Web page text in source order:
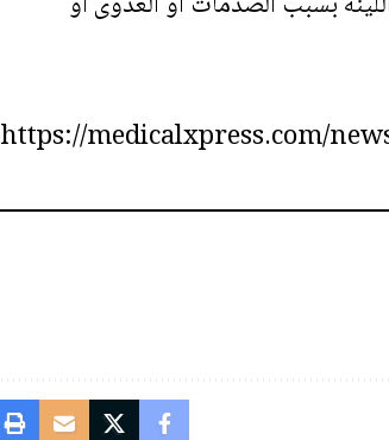
https://medicalxpress.com/